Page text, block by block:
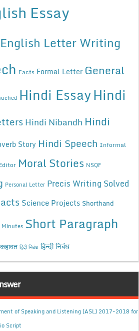
Essay
English Letter Writing
Facts Formal Letter General
Hindi EssayHindi
Hindi Nibandh Hindi
Story Hindi Speech Informal
Moral Stories NSQF
Personal Letter Precis Writing Solved
Science Projects Shorthand
Minutes Short Paragraph
कहावत हिंदी निबंध हिन्दी निबंध
of Speaking and Listening (ASL) 2017-2018 for
Script